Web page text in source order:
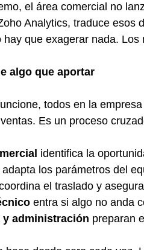
el área comercial no
Analytics, traduce esos
hay que exagerar nada. Los
algo que aportar
todos en la
Es un proceso
identifica la
adapta los parámetros del
el traslado y
entra si algo no anda
y administración preparan